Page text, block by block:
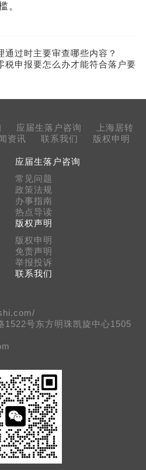
。
通过时主要审查哪些内容？
税申报要怎么办才能符合落户要
应届生落户咨询
上海居转
资讯 联系我们 版权申明
应届生落户咨询
常见问题
政策法规
办事指南
热点导读
版权声明
版权申明
免责声明
举报投诉
联系我们
1522号东方明珠凯旋中心1505